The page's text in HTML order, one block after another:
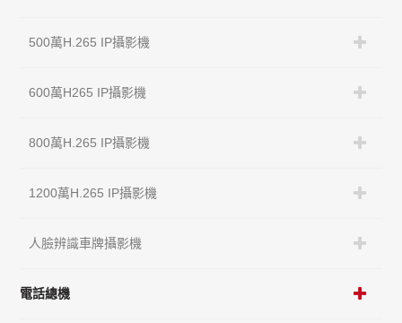
500萬H.265 IP攝影機
600萬H265 IP攝影機
800萬H.265 IP攝影機
1200萬H.265 IP攝影機
人臉辨識車牌攝影機
電話總機